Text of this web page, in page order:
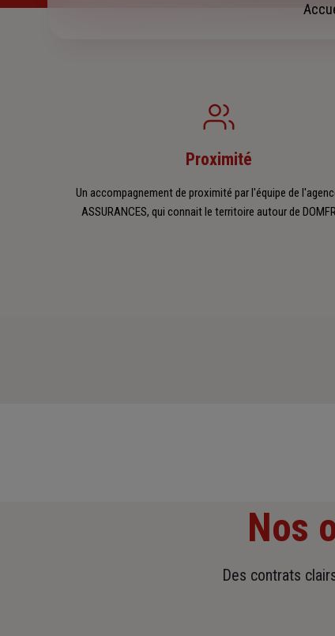
Proximité
Un accompagnement de proximité par l'équipe de
ASSURANCES, qui connait le territoire autour de
Nos
Des contrats